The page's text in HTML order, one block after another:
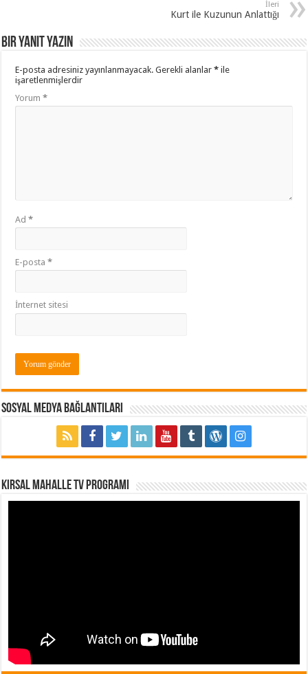
İleri
Kurt ile Kuzunun Anlattığı
Bir yanıt yazın
E-posta adresiniz yayınlanmayacak. Gerekli alanlar* ile
işaretlenmişlerdir
Yorum*
Ad*
E-posta*
İnternet sitesi
Sosyal Medya Bağlantıları
Kırsal Mahalle TV Programı